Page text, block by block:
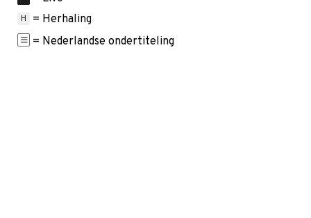
H
= Herhaling
= Nederlandse ondertiteling